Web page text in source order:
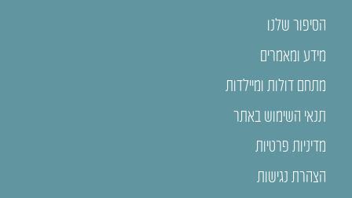
הסיפור שלנו
מידע ומאמרים
מתחם דולות ומיילדות
תנאי השימוש באתר
מדיניות פרטיות
הצהרת נגישות